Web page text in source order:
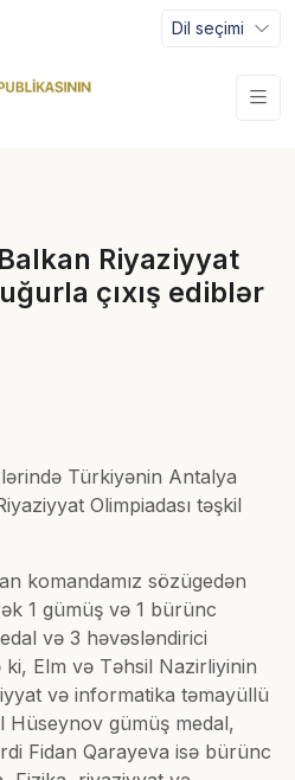
Dil seçimi
Riyaziyyat
çıxış ediblər
Türkiyənin Antalya
Olimpiadası təşkil
komandamız sözügedən
1 gümüş və 1 bürünc
və 3 həvəsləndirici
ki, Elm və Təhsil Nazirliyinin
və informatika təmayüllü
Hüseynov gümüş medal,
Fidan Qarayeva isə bürünc